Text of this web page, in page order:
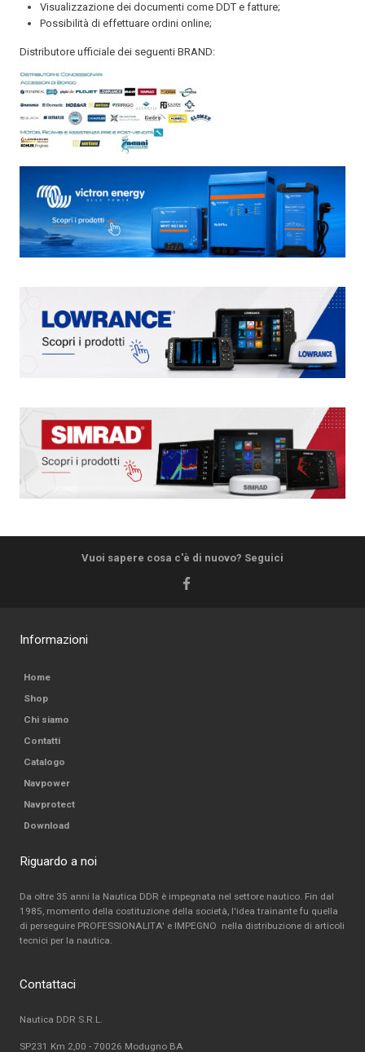
Visualizzazione dei documenti come DDT e fatture;
Possibilità di effettuare ordini online;
Distributore ufficiale dei seguenti BRAND:
Vuoi sapere cosa c'è di nuovo? Seguici
Informazioni
Home
Shop
Chi siamo
Contatti
Catalogo
Navpower
Navprotect
Download
Riguardo a noi
Da oltre 35 anni la Nautica DDR è impegnata nel settore nautico. Fin dal
1985, momento della costituzione della società, l'idea trainante fu quella
di perseguire PROFESSIONALITA' e IMPEGNO nella distribuzione di articoli
tecnici per la nautica.
Contattaci
Nautica DDR S.R.L.
SP231 Km 2,00 - 70026 Modugno BA